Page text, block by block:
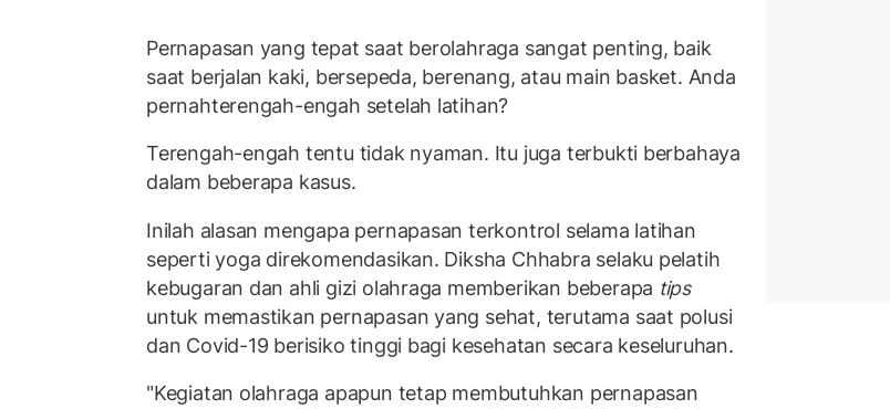
Pernapasan yang tepat saat berolahraga sangat penting, baik
saat berjalan kaki, bersepeda, berenang, atau main basket. Anda
pernahterengah-engah setelah latihan?
Terengah-engah tentu tidak nyaman. Itu juga terbukti berbahaya
dalam beberapa kasus.
Inilah alasan mengapa pernapasan terkontrol selama latihan
seperti yoga direkomendasikan. Diksha Chhabra selaku pelatih
kebugaran dan ahli gizi olahraga memberikan beberapa tips
untuk memastikan pernapasan yang sehat, terutama saat polusi
dan Covid-19 berisiko tinggi bagi kesehatan secara keseluruhan.
"Kegiatan olahraga apapun tetap membutuhkan pernapasan